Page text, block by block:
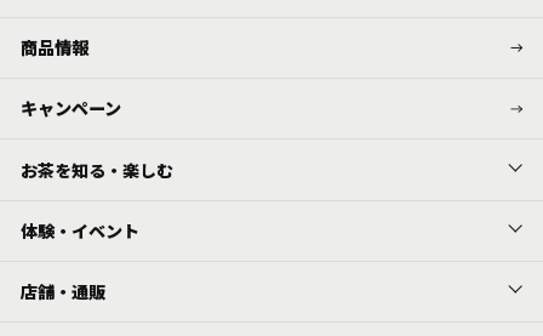
商品情報
キャンペーン
お茶を知る・楽しむ
体験・イベント
店舗・通販